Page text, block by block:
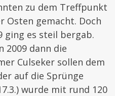
zu dem Treffpunkt
Osten gemacht. Doch
ging es steil bergab.
2009 dann die
Culseker sollen dem
auf die Sprünge
wurde mit rund 120